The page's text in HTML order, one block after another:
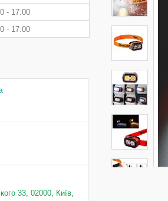
17:00
17:00
33, 02000, Київ,